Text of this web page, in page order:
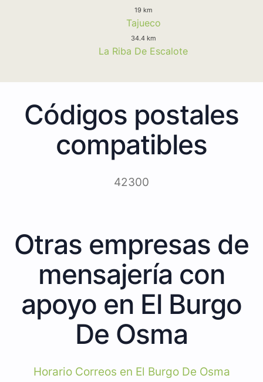
19 km
Tajueco
34.4 km
La Riba De Escalote
Códigos postales
compatibles
42300
Otras empresas de
mensajería con
apoyo en El Burgo
De Osma
Horario Correos en El Burgo De Osma